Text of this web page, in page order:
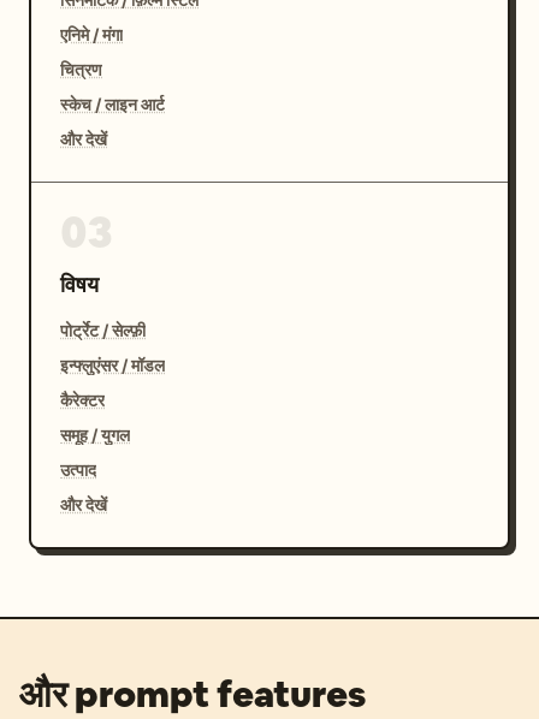
एनिमे / मंगा
चित्रण
स्केच / लाइन आर्ट
और देखें
विषय
पोर्ट्रेट / सेल्फ़ी
इन्फ्लुएंसर / मॉडल
कैरेक्टर
समूह / युगल
उत्पाद
और देखें
और prompt features